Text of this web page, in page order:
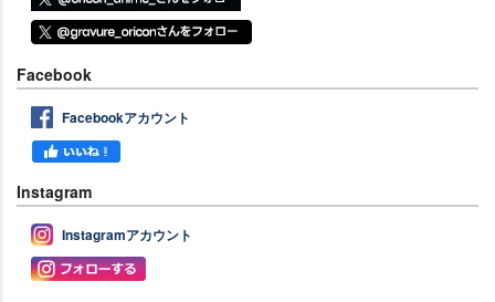
Facebook
Facebookアカウント
Instagram
Instagramアカウント